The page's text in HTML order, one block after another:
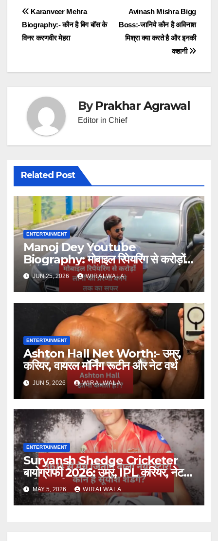
Post
navigation
Avinash Mishra Bigg
Boss:-जानिये कौन है अविनाश
मिश्रा क्या करते है और इनकी
कहानी
Karanveer Mehra
Biography:- कौन है बिग बॉस के
विनर करणवीर मेहरा
ByPrakhar Agrawal
Editor in Chief
Related Post
ENTERTAINMENT
Manoj Dey Youtube
Biography: मोबाइल रिपेयरिंग से करोड़ों
लोगों की प्रेरणा बनने तक का सफर
JUN 25, 2026 WIRALWALA
ENTERTAINMENT
Ashton Hall Net Worth:- उम्र,
करियर, वायरल मॉर्निंग रूटीन और नेट वर्थ
JUN 5, 2026 WIRALWALA
ENTERTAINMENT
Suryansh Shedge Cricketer
बायोग्राफी 2026: उम्र, IPL करियर, नेट
वर्थ और परिवार
MAY 5, 2026 WIRALWALA